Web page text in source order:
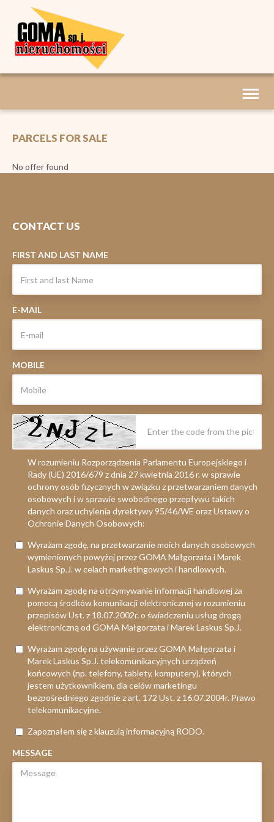
PARCELS FOR SALE
No offer found
CONTACT US
FIRST AND LAST NAME
E-MAIL
MOBILE
W rozumieniu Rozporządzenia Parlamentu Europejskiego i
Rady (UE) 2016/679 z dnia 27 kwietnia 2016 r. w sprawie
ochrony osób fizycznych w związku z przetwarzaniem danych
osobowych i w sprawie swobodnego przepływu takich
danych oraz uchylenia dyrektywy 95/46/WE oraz Ustawy o
Ochronie Danych Osobowych:
Wyrażam zgodę, na przetwarzanie moich danych osobowych
wymienionych powyżej przez GOMA Małgorzata i Marek
Laskus Sp.J. w celach marketingowych i handlowych.
Wyrażam zgodę na otrzymywanie informacji handlowej za
pomocą środków komunikacji elektronicznej w rozumieniu
przepisów Ust. z 18.07.2002r. o świadczeniu usług drogą
elektroniczną od GOMA Małgorzata i Marek Laskus Sp.J.
Wyrażam zgodę na używanie przez GOMA Małgorzata i
Marek Laskus Sp.J. telekomunikacyjnych urządzeń
końcowych (np. telefony, tablety, komputery), których
jestem użytkownikiem, dla celów marketingu
bezpośredniego zgodnie z art. 172 Ust. z 16.07.2004r. Prawo
telekomunikacyjne.
Zapoznałem się z klauzulą informacyjną RODO.
MESSAGE